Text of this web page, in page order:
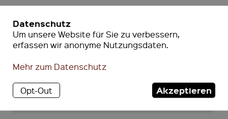
Datenschutz
Um unsere Website für Sie zu verbessern,
erfassen wir anonyme Nutzungsdaten.
Mehr zum Datenschutz
Opt-Out Akzeptieren